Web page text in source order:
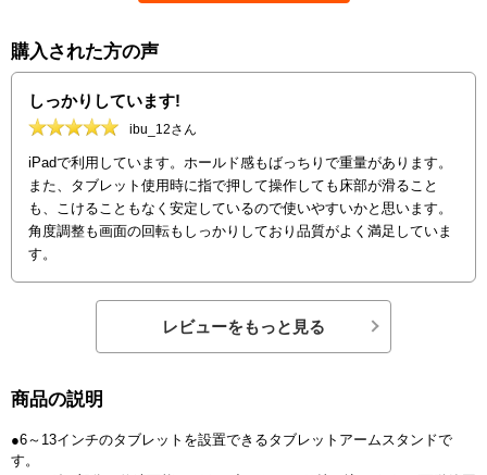
購入された方の声
しっかりしています!
ibu_12さん
iPadで利用しています。ホールド感もばっちりで重量があります。
また、タブレット使用時に指で押して操作しても床部が滑ること
も、こけることもなく安定しているので使いやすいかと思います。
角度調整も画面の回転もしっかりしており品質がよく満足していま
す。
レビューをもっと見る
商品の説明
●6～13インチのタブレットを設置できるタブレットアームスタンドで
す。